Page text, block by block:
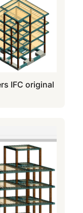
IFC original